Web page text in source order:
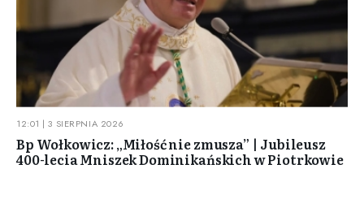
12:01 | 3 SIERPNIA 2026
Bp Wołkowicz: „Miłość nie zmusza” | Jubileusz
400-lecia Mniszek Dominikańskich w Piotrkowie